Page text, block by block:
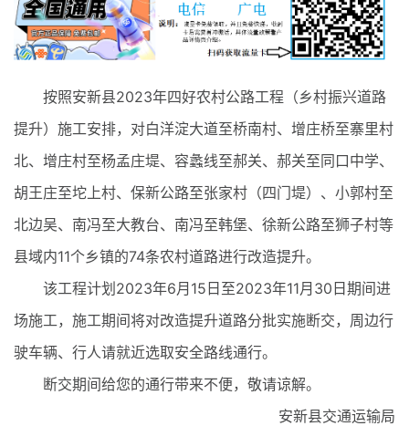
按照安新县2023年四好农村公路工程（乡村振兴道路
提升）施工安排，对白洋淀大道至桥南村、增庄桥至寨里村
北、增庄村至杨孟庄堤、容蠡线至郝关、郝关至同口中学、
胡王庄至坨上村、保新公路至张家村（四门堤）、小郭村至
北边吴、南冯至大教台、南冯至韩堡、徐新公路至狮子村等
县域内11个乡镇的74条农村道路进行改造提升。
该工程计划2023年6月15日至2023年11月30日期间进
场施工，施工期间将对改造提升道路分批实施断交，周边行
驶车辆、行人请就近选取安全路线通行。
断交期间给您的通行带来不便，敬请谅解。
安新县交通运输局